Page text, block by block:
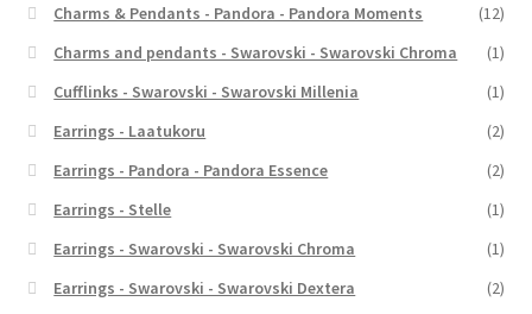
Charms & Pendants - Pandora - Pandora Moments
(12)
Charms and pendants - Swarovski - Swarovski Chroma
(1)
Cufflinks - Swarovski - Swarovski Millenia
(1)
Earrings - Laatukoru
(2)
Earrings - Pandora - Pandora Essence
(2)
Earrings - Stelle
(1)
Earrings - Swarovski - Swarovski Chroma
(1)
Earrings - Swarovski - Swarovski Dextera
(2)